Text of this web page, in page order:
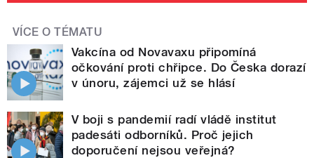
VÍCE O TÉMATU
Vakcína od Novavaxu připomíná
očkování proti chřipce. Do Česka dorazí
v únoru, zájemci už se hlásí
V boji s pandemií radí vládě institut
padesáti odborníků. Proč jejich
doporučení nejsou veřejná?